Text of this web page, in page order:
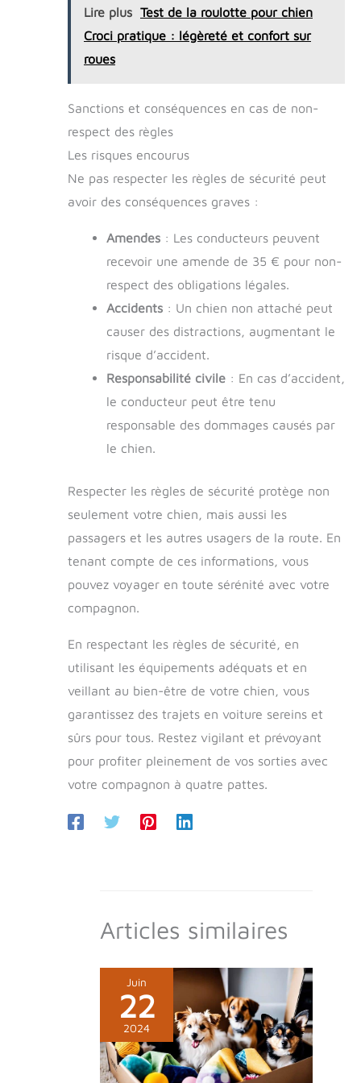
colorés et attrayants. La taille des jouets à
mâcher pour chiot est parfaite pour votre
chiot. Votre chien ne sera pas seul lorsque
vous sortez et ne mordra pas vos meubles,
sommes certains que votre chien va adorer
des questions sur les produits, n'hésitez pas
à vous servir.
Lire plus Test de la roulotte pour chien
Croci pratique : légèreté et confort sur
roues
Sanctions et conséquences en cas de non-
respect des règles
Les risques encourus
Ne pas respecter les règles de sécurité peut
avoir des conséquences graves :
Amendes : Les conducteurs peuvent
recevoir une amende de 35 € pour non-
respect des obligations légales.
Accidents : Un chien non attaché peut
causer des distractions, augmentant le
risque d’accident.
Responsabilité civile : En cas d’accident,
le conducteur peut être tenu
responsable des dommages causés par
le chien.
Respecter les règles de sécurité protège non
seulement votre chien, mais aussi les
passagers et les autres usagers de la route. En
tenant compte de ces informations, vous
pouvez voyager en toute sérénité avec votre
compagnon.
En respectant les règles de sécurité, en
utilisant les équipements adéquats et en
veillant au bien-être de votre chien, vous
garantissez des trajets en voiture sereins et
sûrs pour tous. Restez vigilant et prévoyant
pour profiter pleinement de vos sorties avec
votre compagnon à quatre pattes.
Articles similaires
Juin
22
2024